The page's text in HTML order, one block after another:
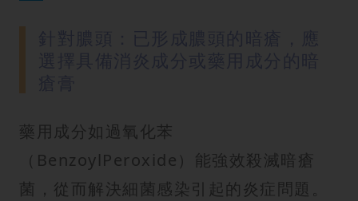
藥用成分如過氧化苯
（BenzoylPeroxide）能強效殺滅暗瘡
菌，從而解決細菌感染引起的炎症問題。